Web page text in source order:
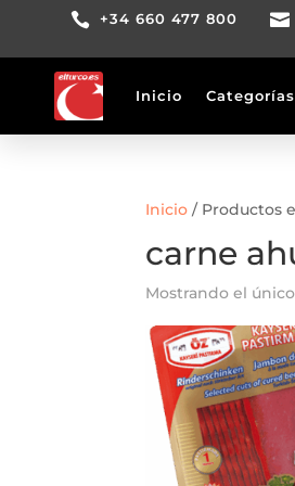
 +34 660 477 800 
Inicio Categorías
Inicio / Productos
carne
Mostrando el